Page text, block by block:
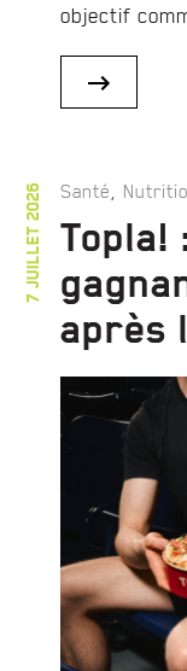
objectif
7 juillet 2026 Santé
après